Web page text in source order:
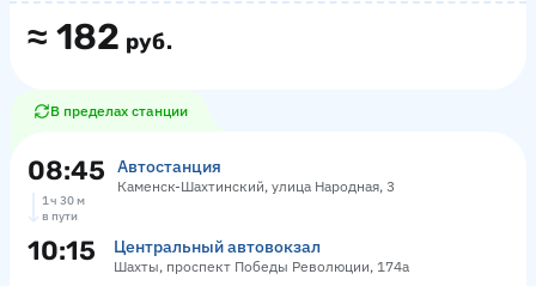
≈ 182 руб.
В пределах станции
08:45 Автостанция
Каменск-Шахтинский, улица Народная, 3
1 ч 30 м
в пути
10:15 Центральный автовокзал
Шахты, проспект Победы Революции, 174а